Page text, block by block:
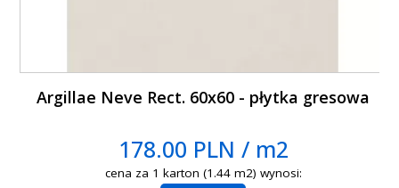
Argillae Neve Rect. 60x60 - płytka gresowa
178.00 PLN / m2
cena za 1 karton (1.44 m2) wynosi: